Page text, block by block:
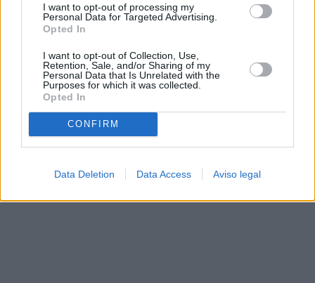
I want to opt-out of processing my
Personal Data for Targeted Advertising.
Opted In
I want to opt-out of Collection, Use,
Retention, Sale, and/or Sharing of my
Personal Data that Is Unrelated with the
Purposes for which it was collected.
Opted In
CONFIRM
Data Deletion Data Access Aviso legal